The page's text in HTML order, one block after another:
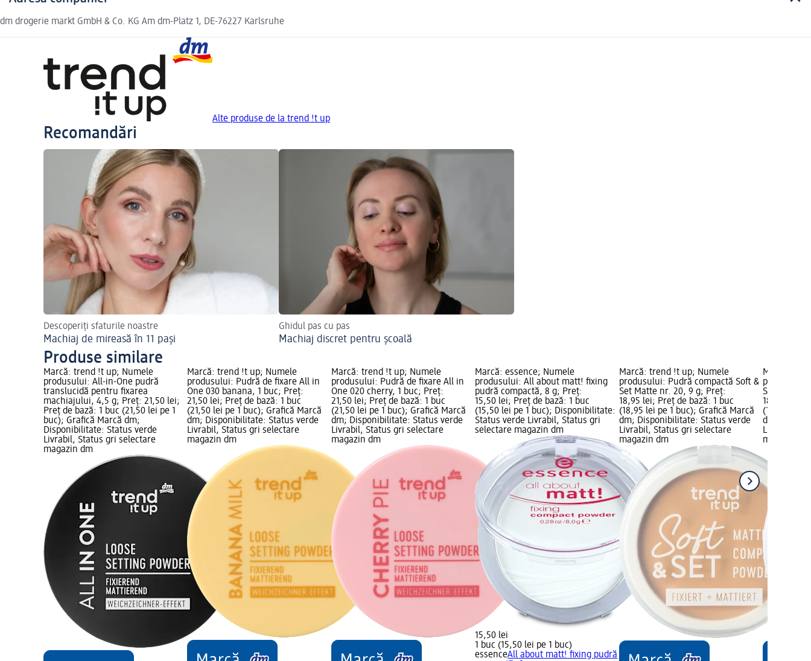
dm drogerie markt GmbH & Co. KG Am dm-Platz 1, DE-76227 Karlsruhe
Alte produse de la trend !t up
Recomandări
Descoperiți sfaturile noastre
Machiaj de mireasă în 11 pași
Ghidul pas cu pas
Machiaj discret pentru școală
Produse similare
Marcă: trend !t up; Numele
produsului: All-in-One pudră
translucidă pentru fixarea
machiajului, 4,5 g; Preț: 21,50 lei;
Preț de bază: 1 buc (21,50 lei pe 1
buc); Grafică Marcă dm;
Disponibilitate: Status verde
Livrabil, Status gri selectare
magazin dm
Marcă: trend !t up; Numele
produsului: Pudră de fixare All in
One 030 banana, 1 buc; Preț:
21,50 lei; Preț de bază: 1 buc
(21,50 lei pe 1 buc); Grafică Marcă
dm; Disponibilitate: Status verde
Livrabil, Status gri selectare
magazin dm
Marcă: trend !t up; Numele
produsului: Pudră de fixare All in
One 020 cherry, 1 buc; Preț:
21,50 lei; Preț de bază: 1 buc
(21,50 lei pe 1 buc); Grafică Marcă
dm; Disponibilitate: Status verde
Livrabil, Status gri selectare
magazin dm
Marcă: essence; Numele
produsului: All about matt! fixing
pudră compactă, 8 g; Preț:
15,50 lei; Preț de bază: 1 buc
(15,50 lei pe 1 buc); Disponibilitate:
Status verde Livrabil, Status gri
selectare magazin dm
15,50 lei
1 buc (15,50 lei pe 1 buc)
essenceAll about matt! fixing pudră
Marcă: trend !t up; Numele
produsului: Pudră compactă Soft &
Set Matte nr. 20, 9 g; Preț:
18,95 lei; Preț de bază: 1 buc
(18,95 lei pe 1 buc); Grafică Marcă
dm; Disponibilitate: Status verde
Livrabil, Status gri selectare
magazin dm
Marcă:
produsului:
Soft&Set
18,95 lei;
(18,95 lei
dm;
Livrabil,
magazin